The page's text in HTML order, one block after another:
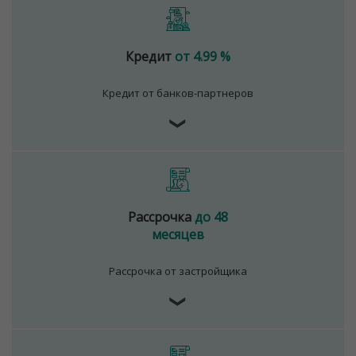
Кредит от 4.99 %
Кредит от банков-партнеров
❯
Рассрочкадо 48
месяцев
Рассрочка от застройщика
❯